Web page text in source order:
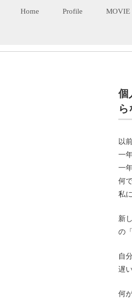
Home Profile
個
以
一
一
何
私
新
の
自
遅
何